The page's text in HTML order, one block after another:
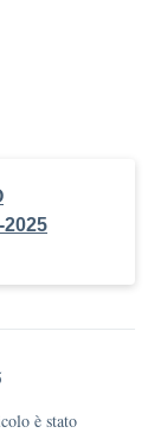
2025
è stato